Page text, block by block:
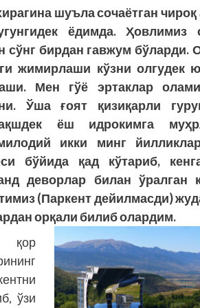
шуъла сочаётган
ёдимда. Ҳовлимиз
сўнг бирдан гавжум бўларди.
жимирлаши кўзни олгудек
Мен гўё эртаклар
Ўша ғоят қизиқарли
ёш идрокимга
икки минг
бўйида қад кўтариб,
деворлар билан ўралган
(Паркент дейилмасди)
орқали билиб олардим.
қор
ўзи